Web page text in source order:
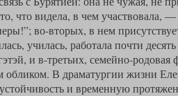
что видела, в чем
во-вторых, в нем
училась, работала почти
и в-третьих, семейно-
обликом. В драматургии жизни
и временную